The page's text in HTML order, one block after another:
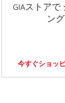
GIAストアで
ング
今すぐショッ